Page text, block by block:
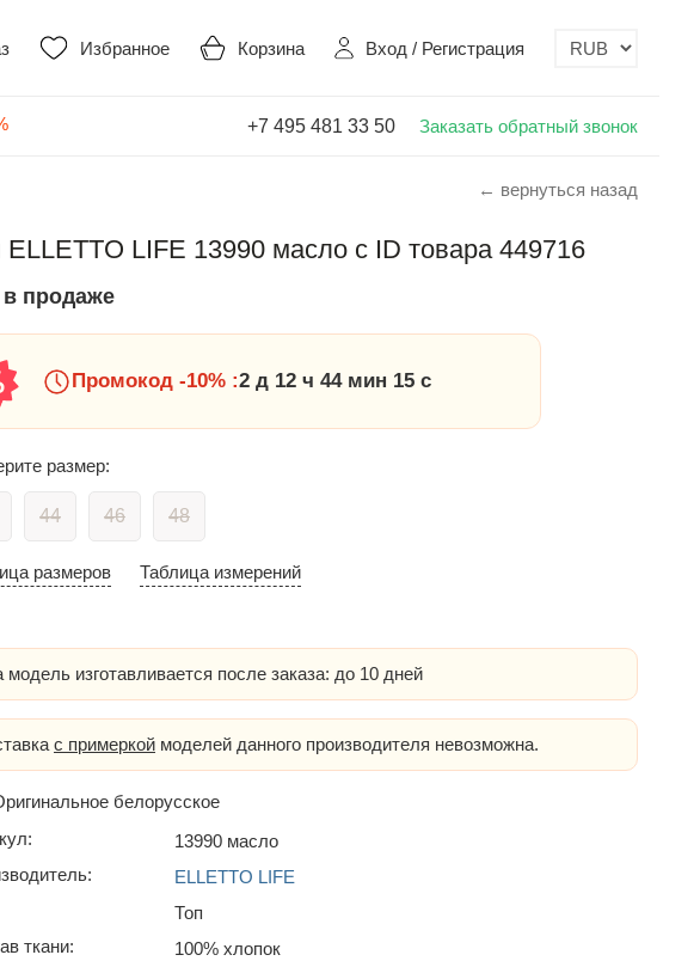
Избранное Корзина Вход / Регистрация
+7 495 481 33 50 Заказать обратный звонок
← вернуться назад
ELLETTO LIFE 13990 масло с ID товара 449716
в продаже
Промокод -10% :2 д 12 ч 44 мин 14 с
размер:
44 46 48
размеров Таблица измерений
модель изготавливается после заказа: до 10 дней
с примеркой моделей данного производителя невозможна.
белорусское
13990 масло
ELLETTO LIFE
Топ
ткани:
100% хлопок